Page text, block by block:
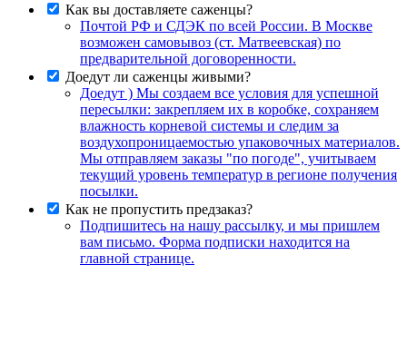
Как вы доставляете саженцы?
Почтой РФ и СДЭК по всей России. В Москве
возможен самовывоз (ст. Матвеевская) по
предварительной договоренности.
Доедут ли саженцы живыми?
Доедут ) Мы создаем все условия для успешной
пересылки: закрепляем их в коробке, сохраняем
влажность корневой системы и следим за
воздухопроницаемостью упаковочных материалов.
Мы отправляем заказы "по погоде", учитываем
текущий уровень температур в регионе получения
посылки.
Как не пропустить предзаказ?
Подпишитесь на нашу рассылку, и мы пришлем
вам письмо. Форма подписки находится на
главной странице.